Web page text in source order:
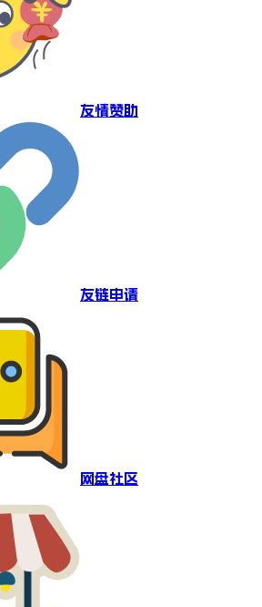
友情赞助
友链申请
网盘社区